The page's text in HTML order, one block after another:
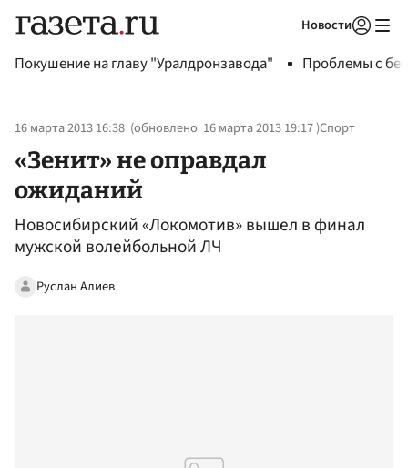
Новости
Покушение на главу "Уралдронзавода" Проблемы с
16 марта 2013 16:38 (обновлено 16 марта 2013 19:17)Спорт
«Зенит» не оправдал
ожиданий
Новосибирский «Локомотив» вышел в финал
мужской волейбольной ЛЧ
Руслан Алиев